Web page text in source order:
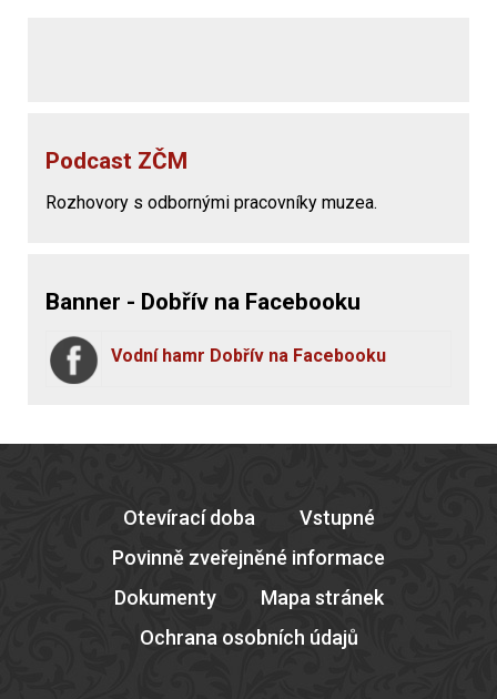
Podcast ZČM
Rozhovory s odbornými pracovníky muzea.
Banner - Dobřív na Facebooku
Vodní hamr Dobřív na Facebooku
Otevírací doba
Vstupné
Povinně zveřejněné informace
Dokumenty
Mapa stránek
Ochrana osobních údajů